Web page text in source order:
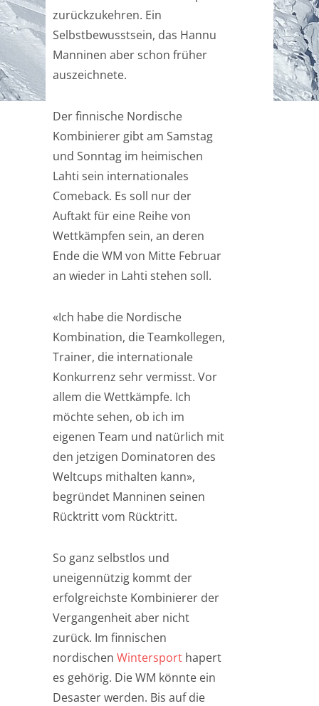
zurückzukehren. Ein
Selbstbewusstsein, das Hannu
Manninen aber schon früher
auszeichnete.
Der finnische Nordische
Kombinierer gibt am Samstag
und Sonntag im heimischen
Lahti sein internationales
Comeback. Es soll nur der
Auftakt für eine Reihe von
Wettkämpfen sein, an deren
Ende die WM von Mitte Februar
an wieder in Lahti stehen soll.
«Ich habe die Nordische
Kombination, die Teamkollegen,
Trainer, die internationale
Konkurrenz sehr vermisst. Vor
allem die Wettkämpfe. Ich
möchte sehen, ob ich im
eigenen Team und natürlich mit
den jetzigen Dominatoren des
Weltcups mithalten kann»,
begründet Manninen seinen
Rücktritt vom Rücktritt.
So ganz selbstlos und
uneigennützig kommt der
erfolgreichste Kombinierer der
Vergangenheit aber nicht
zurück. Im finnischen
nordischen Wintersport hapert
es gehörig. Die WM könnte ein
Desaster werden. Bis auf die